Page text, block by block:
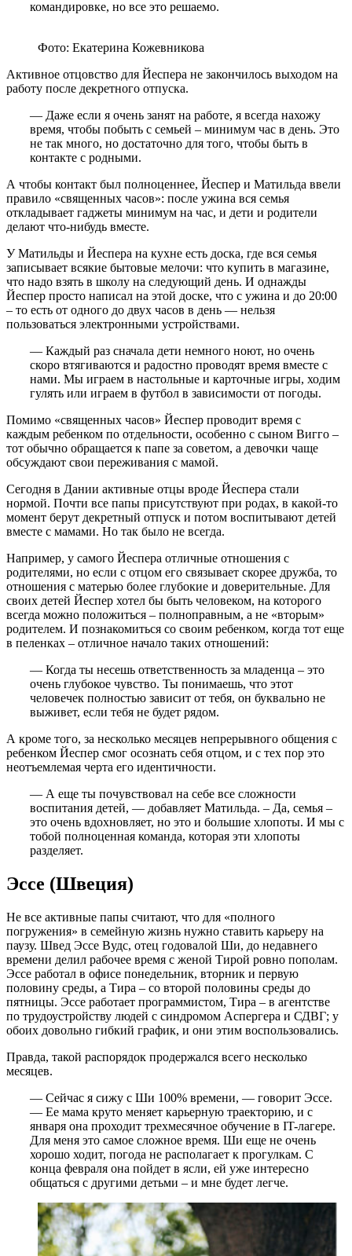
командировке, но все это решаемо.
Фото: Екатерина Кожевникова
Активное отцовство для Йеспера не закончилось выходом на
работу после декретного отпуска.
— Даже если я очень занят на работе, я всегда нахожу
время, чтобы побыть с семьей – минимум час в день. Это
не так много, но достаточно для того, чтобы быть в
контакте с родными.
А чтобы контакт был полноценнее, Йеспер и Матильда ввели
правило «священных часов»: после ужина вся семья
откладывает гаджеты минимум на час, и дети и родители
делают что-нибудь вместе.
У Матильды и Йеспера на кухне есть доска, где вся семья
записывает всякие бытовые мелочи: что купить в магазине,
что надо взять в школу на следующий день. И однажды
Йеспер просто написал на этой доске, что с ужина и до 20:00
– то есть от одного до двух часов в день — нельзя
пользоваться электронными устройствами.
— Каждый раз сначала дети немного ноют, но очень
скоро втягиваются и радостно проводят время вместе с
нами. Мы играем в настольные и карточные игры, ходим
гулять или играем в футбол в зависимости от погоды.
Помимо «священных часов» Йеспер проводит время с
каждым ребенком по отдельности, особенно с сыном Вигго –
тот обычно обращается к папе за советом, а девочки чаще
обсуждают свои переживания с мамой.
Сегодня в Дании активные отцы вроде Йеспера стали
нормой. Почти все папы присутствуют при родах, в какой-то
момент берут декретный отпуск и потом воспитывают детей
вместе с мамами. Но так было не всегда.
Например, у самого Йеспера отличные отношения с
родителями, но если с отцом его связывает скорее дружба, то
отношения с матерью более глубокие и доверительные. Для
своих детей Йеспер хотел бы быть человеком, на которого
всегда можно положиться – полноправным, а не «вторым»
родителем. И познакомиться со своим ребенком, когда тот еще
в пеленках – отличное начало таких отношений:
— Когда ты несешь ответственность за младенца – это
очень глубокое чувство. Ты понимаешь, что этот
человечек полностью зависит от тебя, он буквально не
выживет, если тебя не будет рядом.
А кроме того, за несколько месяцев непрерывного общения с
ребенком Йеспер смог осознать себя отцом, и с тех пор это
неотъемлемая черта его идентичности.
— А еще ты почувствовал на себе все сложности
воспитания детей, — добавляет Матильда. – Да, семья –
это очень вдохновляет, но это и большие хлопоты. И мы с
тобой полноценная команда, которая эти хлопоты
разделяет.
Эссе (Швеция)
Не все активные папы считают, что для «полного
погружения» в семейную жизнь нужно ставить карьеру на
паузу. Швед Эссе Вудс, отец годовалой Ши, до недавнего
времени делил рабочее время с женой Тирой ровно пополам.
Эссе работал в офисе понедельник, вторник и первую
половину среды, а Тира – со второй половины среды до
пятницы. Эссе работает программистом, Тира – в агентстве
по трудоустройству людей с синдромом Аспергера и СДВГ; у
обоих довольно гибкий график, и они этим воспользовались.
Правда, такой распорядок продержался всего несколько
месяцев.
— Сейчас я сижу с Ши 100% времени, — говорит Эссе.
— Ее мама круто меняет карьерную траекторию, и с
января она проходит трехмесячное обучение в IT-лагере.
Для меня это самое сложное время. Ши еще не очень
хорошо ходит, погода не располагает к прогулкам. С
конца февраля она пойдет в ясли, ей уже интересно
общаться с другими детьми – и мне будет легче.